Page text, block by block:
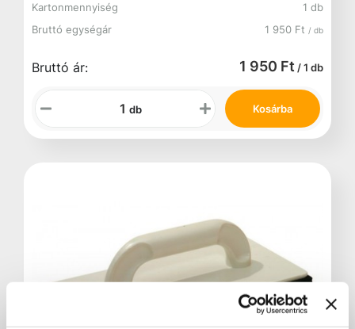
Kartonmennyiség
1 db
Bruttó egységár
1 950 Ft / db
Bruttó ár: 1 950 Ft / 1 db
db Kosárba